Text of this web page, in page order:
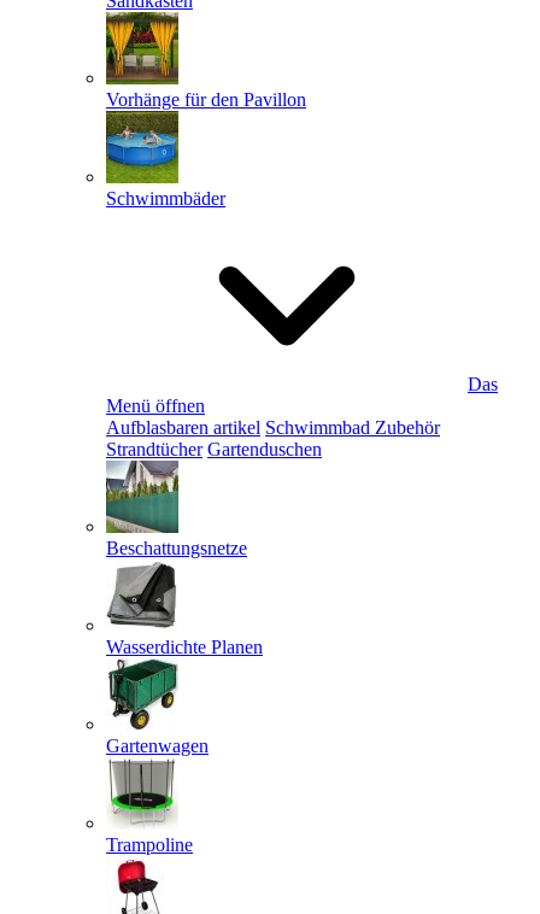
Vorhänge für den Pavillon
Schwimmbäder
Das
Menü öffnen
Aufblasbaren artikel Schwimmbad Zubehör
Strandtücher Gartenduschen
Beschattungsnetze
Wasserdichte Planen
Gartenwagen
Trampoline